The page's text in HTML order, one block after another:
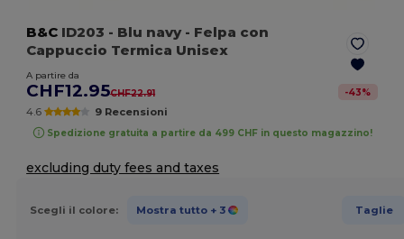
B&C ID203 - Blu navy- Felpa con
Cappuccio Termica Unisex
A partire da
CHF12.95CHF22.91 -43%
4.6 9 Recensioni
Spedizione gratuita a partire da 499 CHF in questo magazzino!
excluding duty fees and taxes
Scegli il colore: Mostra tutto + 3 Taglie